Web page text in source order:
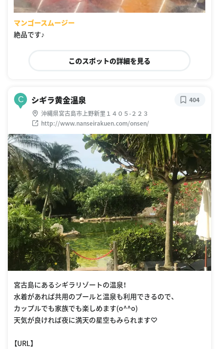
マンゴースムージー
絶品です♪
このスポットの詳細を見る
C シギラ黄金温泉
沖縄県宮古島市上野新里１４０５-２２３
http://www.nanseirakuen.com/onsen/
404
宮古島にあるシギラリゾートの温泉！
水着があれば共用のプールと温泉も利用できるので、
カップルでも家族でも楽しめます(o^^o)
天気が良ければ夜に満天の星空もみられます♡
【URL】